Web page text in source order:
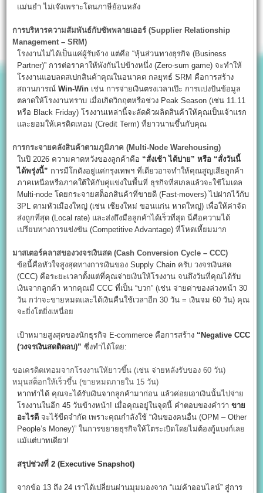
แม่นยำ ไม่เจ๊งเพราะโดนภาษีย้อนหลัง
การบริหารความสัมพันธ์กับซัพพลายเออร์ (Supplier Relationship
Management – SRM)
โรงงานไม่ได้เป็นแค่ผู้รับจ้าง แต่คือ “หุ้นส่วนทางธุรกิจ (Business
Partner)” การต่อราคาให้พังกันไปข้างหนึ่ง (Zero-sum game) จะทำให้
โรงงานแอบลดสเปกสินค้าคุณในอนาคต กลยุทธ์ SRM คือการสร้าง
สถานการณ์Win-Win เช่น การจ่ายเงินตรงเวลาเป๊ะ การแบ่งปันข้อมูล
ตลาดให้โรงงานทราบ เมื่อเกิดวิกฤตหรือช่วง Peak Season (เช่น 11.11
หรือ Black Friday) โรงงานเหล่านี้จะลัดคิวผลิตสินค้าให้คุณเป็นเจ้าแรก
และยอมให้เครดิตเทอม (Credit Term) ที่ยาวนานขึ้นกับคุณ
การกระจายคลังสินค้าตามภูมิภาค (Multi-Node Warehousing)
ในปี 2026 ความคาดหวังของลูกค้าคือ “สั่งเช้า ได้บ่าย” หรือ “สั่งวันนี้
ได้พรุ่งนี้” การมีโกดังอยู่แค่กรุงเทพฯ ที่เดียวอาจทำให้คุณสูญเสียลูกค้า
ภาคเหนือหรือภาคใต้ให้กับคู่แข่งในพื้นที่ ธุรกิจที่สเกลแล้วจะใช้โมเดล
Multi-node โดยกระจายสต็อกสินค้าที่ขายดี (Fast-movers) ไปฝากไว้กับ
3PL ตามหัวเมืองใหญ่ (เช่น เชียงใหม่ ขอนแก่น หาดใหญ่) เพื่อให้ค่าจัด
ส่งถูกที่สุด (Local rate) และส่งถึงมือลูกค้าได้เร็วที่สุด นี่คือความได้
เปรียบทางการแข่งขัน (Competitive Advantage) ที่โหดเหี้ยมมาก
มาสเตอร์คลาสของวงจรเงินสด (Cash Conversion Cycle – CCC)
ข้อนี้คือหัวใจสูงสุดทางการเงินของ Supply Chain ครับ วงจรเงินสด
(CCC) คือระยะเวลาตั้งแต่ที่คุณจ่ายเงินให้โรงงาน จนถึงวันที่คุณได้รับ
เงินจากลูกค้า หากคุณมี CCC ที่เป็น “บวก” (เช่น จ่ายค่าของล่วงหน้า 30
วัน กว่าจะขายหมดและได้เงินคืนใช้เวลาอีก 30 วัน = เงินจม 60 วัน) คุณ
จะยิ่งโตยิ่งเหนื่อย
เป้าหมายสูงสุดของนักธุรกิจ E-commerce คือการสร้าง “Negative CCC
(วงจรเงินสดติดลบ)” ซึ่งทำได้โดย:
ขอเครดิตเทอมจากโรงงานให้ยาวขึ้น (เช่น จ่ายหลังรับของ 60 วัน)
หมุนสต็อกให้เร็วขึ้น (ขายหมดภายใน 15 วัน)
หากทำได้ คุณจะได้รับเงินจากลูกค้ามาก่อน แล้วค่อยเอาเงินนั้นไปจ่าย
โรงงานในอีก 45 วันข้างหน้า! เมื่อคุณอยู่ในจุดนี้ คำตอบของคำว่าขาย
อะไรดี จะไร้ขีดจำกัด เพราะคุณกำลังใช้ “เงินของคนอื่น (OPM – Other
People’s Money)” ในการขยายธุรกิจให้โตระเบิดโดยไม่ต้องกู้แบงก์เลย
แม้แต่บาทเดียว!
สรุปช่วงที่ 2 (Executive Snapshot)
จากข้อ 13 ถึง 24 เราได้เปลี่ยนผ่านมุมมองจาก “แม่ค้าออนไลน์” สู่การ